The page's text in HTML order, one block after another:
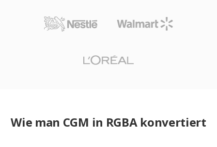
Wie man CGM in RGBA konvertiert